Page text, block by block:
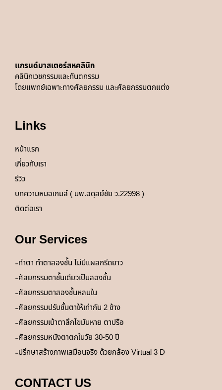
แกรนด์มาสเตอร์สหคลินิก
คลินิกเวชกรรมและทันตกรรม
โดยแพทย์เฉพาะทางศัลยกรรม และศัลยกรรมตกแต่ง
Links
หน้าแรก
เกี่ยวกับเรา
รีวิว
บทความหมอเกมส์ ( นพ.อดุลย์ชัย ว.22998 )
ติดต่อเรา
Our Services
ทำตา ทำตาสองชั้น ไม่มีแผลกรีดยาว
ศัลยกรรมตาชั้นเดียวเป็นสองชั้น
ศัลยกรรมตาสองชั้นหลบใน
ศัลยกรรมปรับชั้นตาให้เท่ากัน 2 ข้าง
ศัลยกรรมเบ้าตาลึกไขมันหาย ตาปรือ
ศัลยกรรมหนังตาตกในวัย 30-50 ปี
ปรึกษาสร้างภาพเสมือนจริง ด้วยกล้อง Virtual 3 D
CONTACT US